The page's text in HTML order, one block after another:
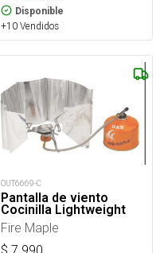
Disponible
+10 Vendidos
OUT6669-C
Pantalla de viento
Cocinilla Lightweight
Fire Maple
$ 7.990